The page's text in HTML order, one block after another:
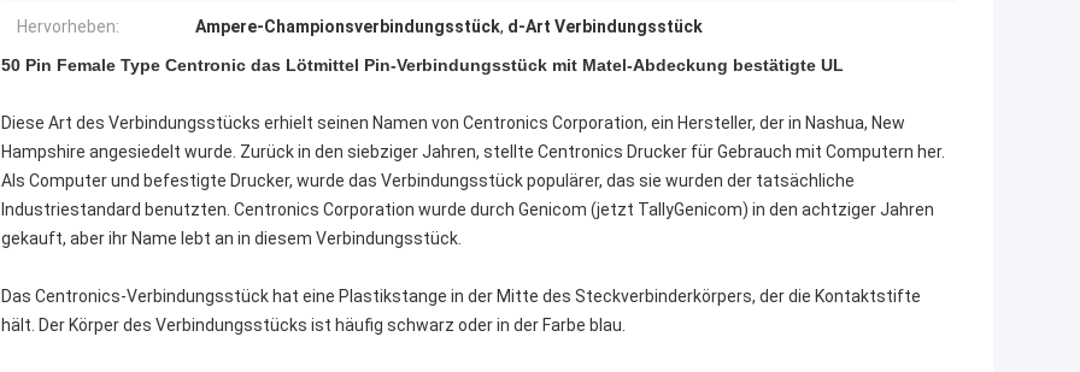
Hervorheben: Ampere-Championsverbindungsstück, d-Art Verbindungsstück
50 Pin Female Type Centronic das Lötmittel Pin-Verbindungsstück mit Matel-Abdeckung bestätigte UL
Diese Art des Verbindungsstücks erhielt seinen Namen von Centronics Corporation, ein Hersteller, der in Nashua, New
Hampshire angesiedelt wurde. Zurück in den siebziger Jahren, stellte Centronics Drucker für Gebrauch mit Computern her.
Als Computer und befestigte Drucker, wurde das Verbindungsstück populärer, das sie wurden der tatsächliche
Industriestandard benutzten. Centronics Corporation wurde durch Genicom (jetzt TallyGenicom) in den achtziger Jahren
gekauft, aber ihr Name lebt an in diesem Verbindungsstück.
Das Centronics-Verbindungsstück hat eine Plastikstange in der Mitte des Steckverbinderkörpers, der die Kontaktstifte
hält. Der Körper des Verbindungsstücks ist häufig schwarz oder in der Farbe blau.